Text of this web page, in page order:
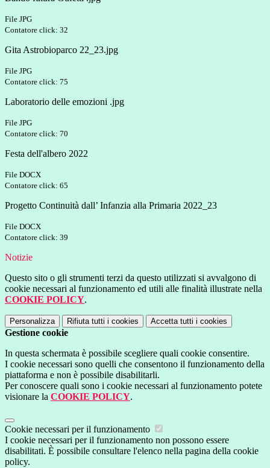
File JPG
Contatore click: 32
Gita Astrobioparco 22_23.jpg
File JPG
Contatore click: 75
Laboratorio delle emozioni .jpg
File JPG
Contatore click: 70
Festa dell'albero 2022
File DOCX
Contatore click: 65
Progetto Continuità dall’ Infanzia alla Primaria 2022_23
File DOCX
Contatore click: 39
Notizie
Questo sito o gli strumenti terzi da questo utilizzati si avvalgono di
cookie necessari al funzionamento ed utili alle finalità illustrate nella
COOKIE POLICY.
Personalizza Rifiuta tutti i cookies Accetta tutti i cookies
Gestione cookie
In questa schermata è possibile scegliere quali cookie consentire.
I cookie necessari sono quelli che consentono il funzionamento della
piattaforma e non è possibile disabilitarli.
Per conoscere quali sono i cookie necessari al funzionamento potete
visionare la COOKIE POLICY.
Cookie necessari per il funzionamento
I cookie necessari per il funzionamento non possono essere
disabilitati. È possibile consultare l'elenco nella pagina della cookie
policy.